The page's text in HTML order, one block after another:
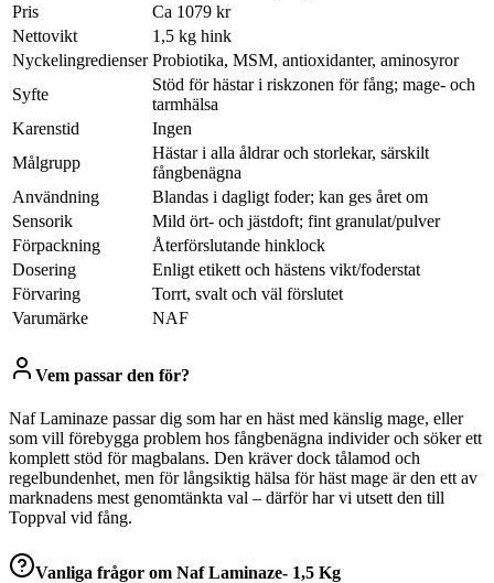
Pris
Ca 1079 kr
Nettovikt
1,5 kg hink
Nyckelingredienser Probiotika, MSM, antioxidanter, aminosyror
Syfte
Stöd för hästar i riskzonen för fång; mage- och
tarmhälsa
Karenstid
Ingen
Målgrupp
Hästar i alla åldrar och storlekar, särskilt
fångbenägna
Användning
Blandas i dagligt foder; kan ges året om
Sensorik
Mild ört- och jästdoft; fint granulat/pulver
Förpackning
Återförslutande hinklock
Dosering
Enligt etikett och hästens vikt/foderstat
Förvaring
Torrt, svalt och väl förslutet
Varumärke
NAF
Vem passar den för?
Naf Laminaze passar dig som har en häst med känslig mage, eller
som vill förebygga problem hos fångbenägna individer och söker ett
komplett stöd för magbalans. Den kräver dock tålamod och
regelbundenhet, men för långsiktig hälsa för häst mage är den ett av
marknadens mest genomtänkta val – därför har vi utsett den till
Toppval vid fång.
Vanliga frågor om Naf Laminaze- 1,5 Kg